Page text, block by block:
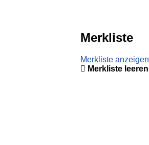
Merkliste
Merkliste anzeigen
Merkliste leeren